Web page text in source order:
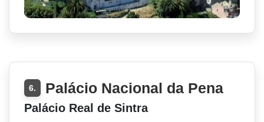
6. Palácio Nacional da Pena
Palácio Real de Sintra